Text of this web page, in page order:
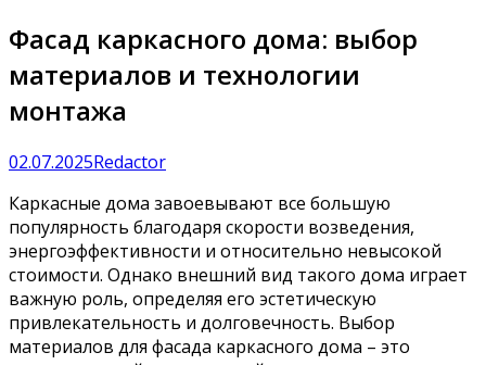
Фасад каркасного дома: выбор
материалов и технологии
монтажа
02.07.2025Redactor
Каркасные дома завоевывают все большую
популярность благодаря скорости возведения,
энергоэффективности и относительно невысокой
стоимости. Однако внешний вид такого дома играет
важную роль, определяя его эстетическую
привлекательность и долговечность. Выбор
материалов для фасада каркасного дома – это